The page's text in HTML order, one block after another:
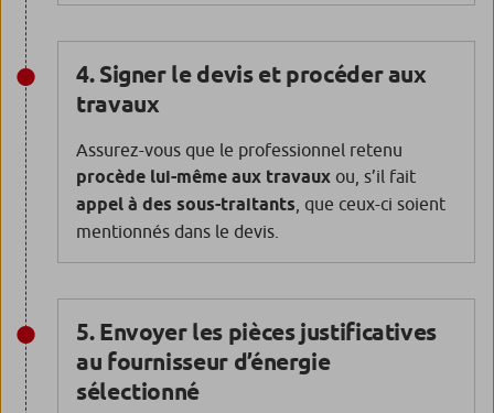
4. Signer le devis et procéder aux
travaux
Assurez-vous que le professionnel retenu
procède lui-même aux travaux ou, s’il fait
appel à des sous-traitants , que ceux-ci soient
mentionnés dans le devis.
5. Envoyer les pièces justificatives
au fournisseur d’énergie
sélectionné